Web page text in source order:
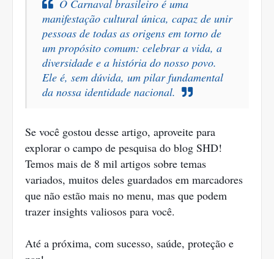
O Carnaval brasileiro é uma
manifestação cultural única, capaz de unir
pessoas de todas as origens em torno de
um propósito comum: celebrar a vida, a
diversidade e a história do nosso povo.
Ele é, sem dúvida, um pilar fundamental
da nossa identidade nacional.
Se você gostou desse artigo, aproveite para
explorar o campo de pesquisa do blog SHD!
Temos mais de 8 mil artigos sobre temas
variados, muitos deles guardados em marcadores
que não estão mais no menu, mas que podem
trazer insights valiosos para você.
Até a próxima, com sucesso, saúde, proteção e